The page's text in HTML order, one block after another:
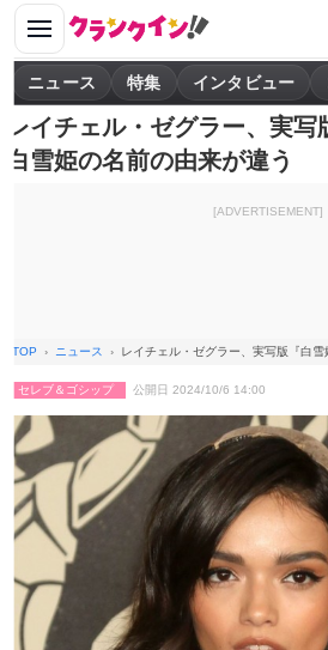
ニュース 特集 インタビュー
レイチェル・ゼグラー、実写
白雪姫の名前の由来が違う
[ADVERTISEMENT]
TOP ニュース レイチェル・ゼグラー、実写版『白
セレブ＆ゴシップ 公開日 2024/10/6 14:00